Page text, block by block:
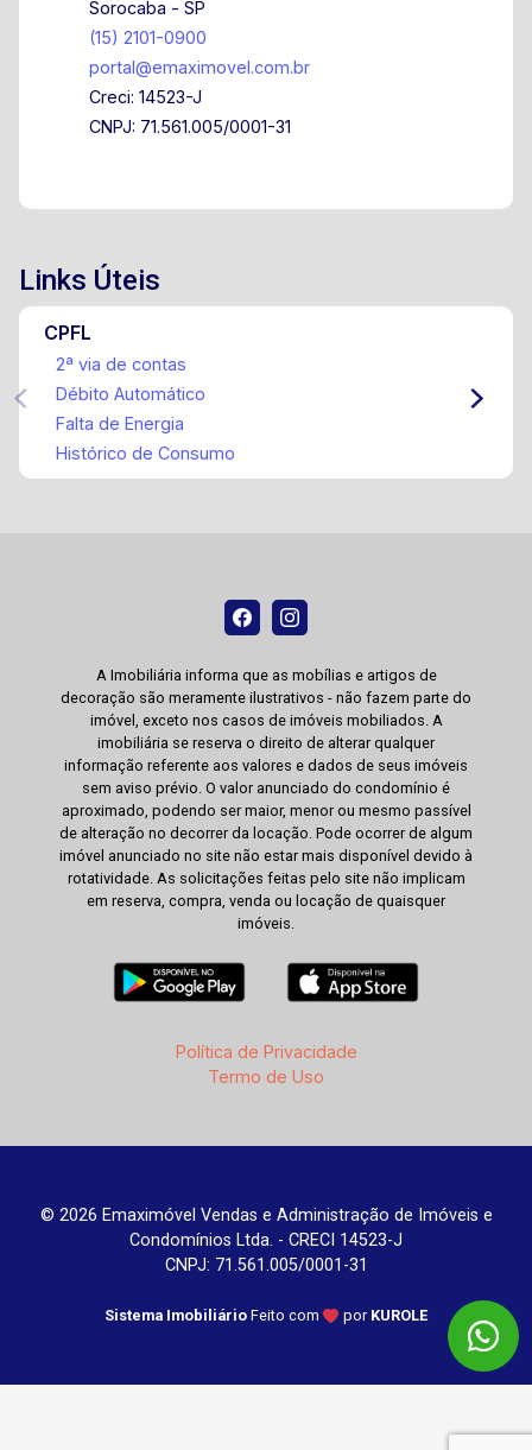
Garagem: 2 cobertas
Sorocaba - SP
(15) 2101-0900
portal@emaximovel.com.br
Creci: 14523-J
CNPJ: 71.561.005/0001-31
Links Úteis
CPFL
2ª via de contas
Débito Automático
Falta de Energia
Histórico de Consumo
A Imobiliária informa que as mobílias e artigos de
decoração são meramente ilustrativos - não fazem parte do
imóvel, exceto nos casos de imóveis mobiliados. A
imobiliária se reserva o direito de alterar qualquer
informação referente aos valores e dados de seus imóveis
sem aviso prévio. O valor anunciado do condomínio é
aproximado, podendo ser maior, menor ou mesmo passível
de alteração no decorrer da locação. Pode ocorrer de algum
imóvel anunciado no site não estar mais disponível devido à
rotatividade. As solicitações feitas pelo site não implicam
em reserva, compra, venda ou locação de quaisquer
imóveis.
Política de Privacidade
Termo de Uso
© 2026 Emaximóvel Vendas e Administração de Imóveis e
Condomínios Ltda. - CRECI 14523-J
CNPJ: 71.561.005/0001-31
Sistema Imobiliário Feito com por KUROLE